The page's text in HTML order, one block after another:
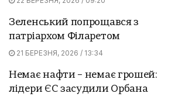
Зеленський попрощався з
патріархом Філаретом
21 БЕРЕЗНЯ, 2026 / 13:34
Немає нафти – немає грошей:
лідери ЄС засудили Орбана